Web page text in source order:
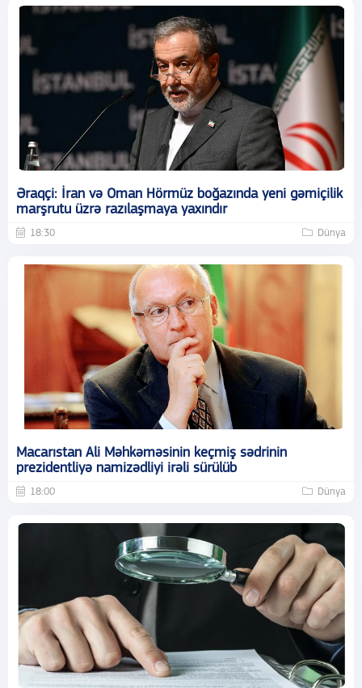
Əraqçi: İran və Oman Hörmüz boğazında yeni gəmiçilik
marşrutu üzrə razılaşmaya yaxındır
18:30 Dünya
Macarıstan Ali Məhkəməsinin keçmiş sədrinin
prezidentliyə namizədliyi irəli sürülüb
18:00 Dünya